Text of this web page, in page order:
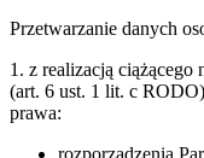
Przetwarzanie danych
1. z realizacją
(art. 6 ust. 1 lit. c
prawa: